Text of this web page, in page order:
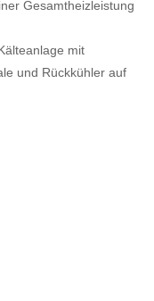
Gesamtheizleistung
mit
und Rückkühler auf